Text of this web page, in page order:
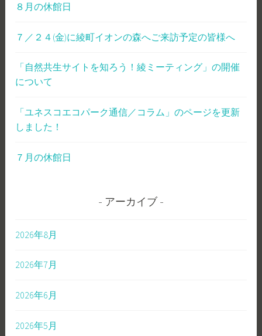
８月の休館日
７／２４(金)に綾町イオンの森へご来訪予定の皆様へ
「自然共生サイトを知ろう！綾ミーティング」の開催
について
「ユネスコエコパーク通信／コラム」のページを更新
しました！
７月の休館日
アーカイブ
2026年8月
2026年7月
2026年6月
2026年5月